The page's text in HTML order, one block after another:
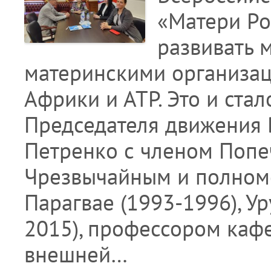
«Матери
развивать
материнскими
Африки и АТР. Это и
Председателя
Петренко с членом
Чрезвычайным и
Парагвае (1993-1996),
2015), профессором
внешней…